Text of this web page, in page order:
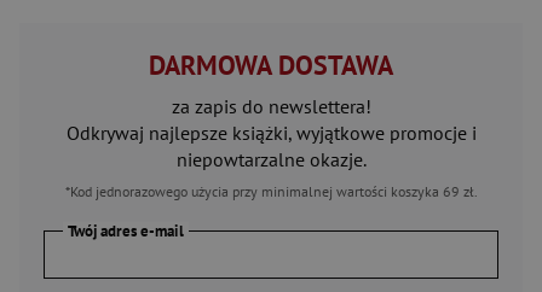
DARMOWA DOSTAWA
za zapis do newslettera!
Odkrywaj najlepsze książki, wyjątkowe promocje i
niepowtarzalne okazje.
*Kod jednorazowego użycia przy minimalnej wartości koszyka 69 zł.
Twój adres e-mail